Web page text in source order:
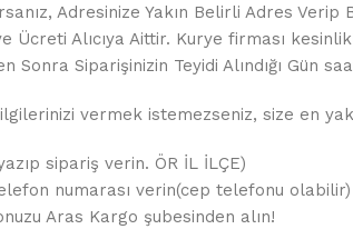
Adresinize Yakın Belirli Adres
Alıcıya Aittir. Kurye firması
Sonra Siparişinizin Teyidi Alındığı Gün
vermek istemezseniz, size en
sipariş verin. ÖR İL İLÇE)
numarası verin(cep telefonu olabilir)
Aras Kargo şubesinden alın!